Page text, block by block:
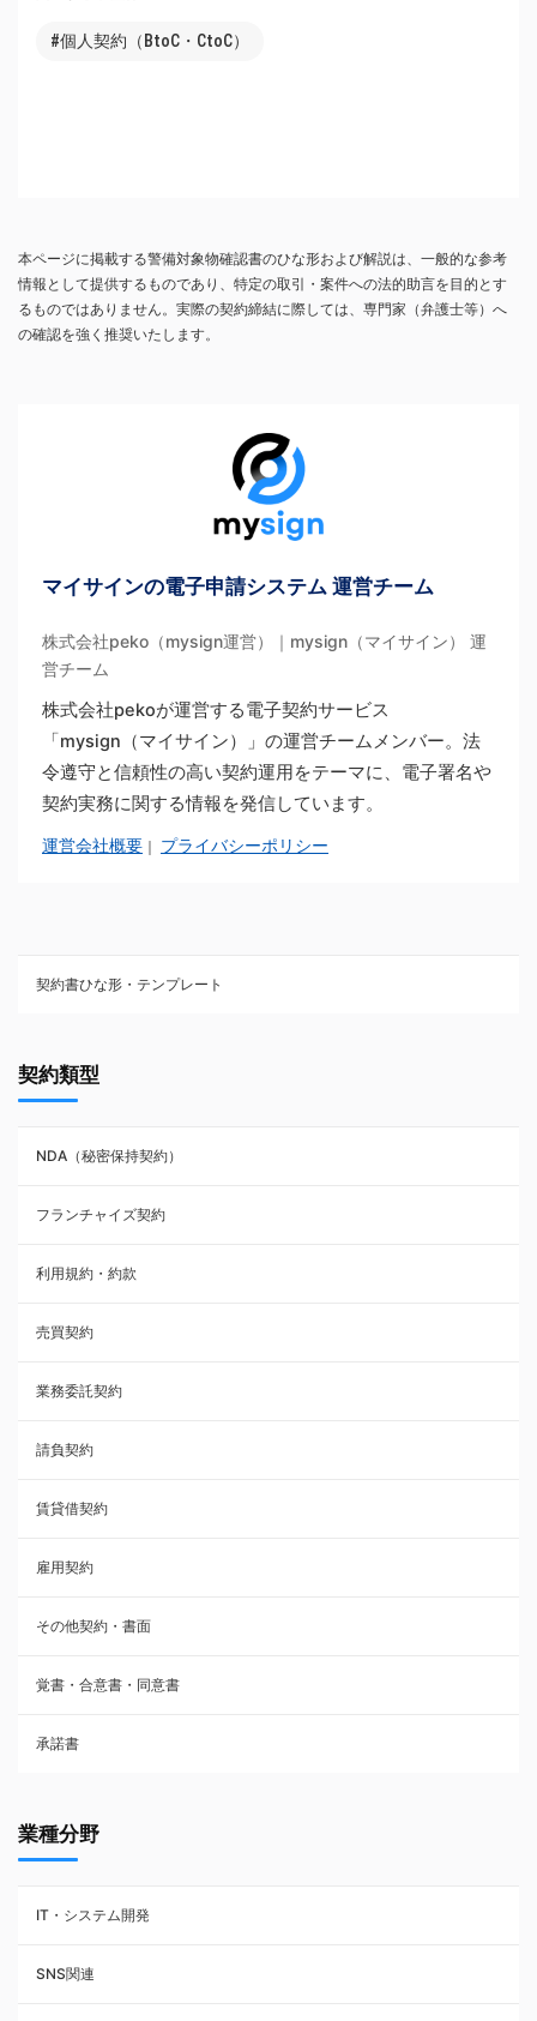
#個人契約（BtoC・CtoC）
本ページに掲載する警備対象物確認書のひな形および解説は、一般的な参考
情報として提供するものであり、特定の取引・案件への法的助言を目的とす
るものではありません。実際の契約締結に際しては、専門家（弁護士等）へ
の確認を強く推奨いたします。
マイサインの電子申請システム 運営チーム
株式会社peko（mysign運営）｜mysign（マイサイン） 運
営チーム
株式会社pekoが運営する電子契約サービス
「mysign（マイサイン）」の運営チームメンバー。法
令遵守と信頼性の高い契約運用をテーマに、電子署名や
契約実務に関する情報を発信しています。
運営会社概要 ｜ プライバシーポリシー
契約書ひな形・テンプレート
NDA（秘密保持契約）
業務委託契約
利用規約・約款
覚書・合意書・同意書
承諾書
雇用契約
その他契約・書面
売買契約
株主総会議事録・関連書類
請負契約
フランチャイズ契約
賃貸借契約
契約類型
NDA（秘密保持契約）
フランチャイズ契約
利用規約・約款
売買契約
業務委託契約
請負契約
賃貸借契約
雇用契約
その他契約・書面
覚書・合意書・同意書
承諾書
業種分野
IT・システム開発
SNS関連